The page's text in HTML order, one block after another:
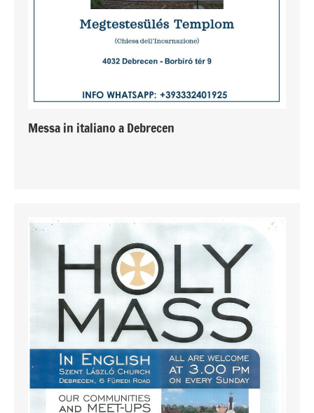
Messa in italiano a Debrecen